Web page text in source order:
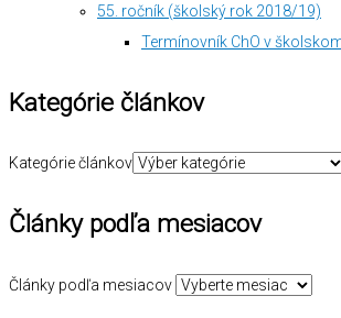
55. ročník (školský rok 2018/19)
Termínovník ChO v
Kategórie článkov
Kategórie článkov
Články podľa mesiacov
Články podľa mesiacov